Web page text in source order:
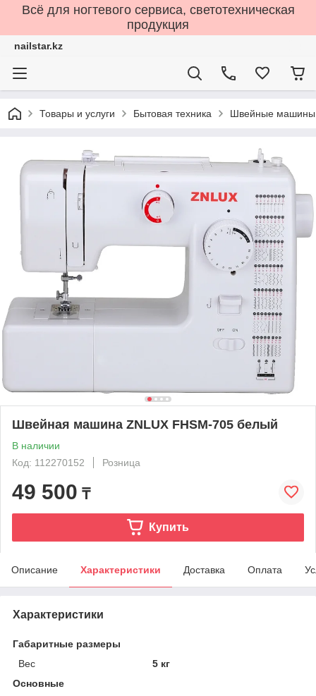
Всё для ногтевого сервиса, светотехническая
продукция
nailstar.kz
Товары и услуги Бытовая техника Швейные машины
Швейная машина ZNLUX FHSM-705 белый
В наличии
Код: 112270152
Розница
49 500 ₸
Купить
Описание Характеристики Доставка Оплата
Характеристики
Габаритные размеры
Вес
5 кг
Основные